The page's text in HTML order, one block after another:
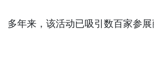
多年来，该活动已吸引数百家参